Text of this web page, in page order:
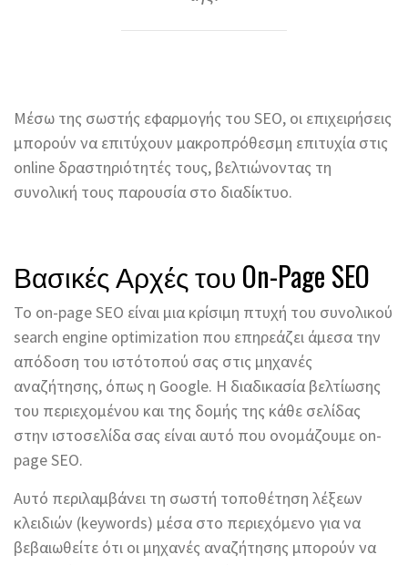
Μέσω της σωστής εφαρμογής του SEO, οι επιχειρήσεις
μπορούν να επιτύχουν μακροπρόθεσμη επιτυχία στις
online δραστηριότητές τους, βελτιώνοντας τη
συνολική τους παρουσία στο διαδίκτυο.
Βασικές Αρχές του On-Page SEO
Το on-page SEO είναι μια κρίσιμη πτυχή του συνολικού
search engine optimization που επηρεάζει άμεσα την
απόδοση του ιστότοπού σας στις μηχανές
αναζήτησης, όπως η Google. Η διαδικασία βελτίωσης
του περιεχομένου και της δομής της κάθε σελίδας
στην ιστοσελίδα σας είναι αυτό που ονομάζουμε on-
page SEO.
Αυτό περιλαμβάνει τη σωστή τοποθέτηση λέξεων
κλειδιών (keywords) μέσα στο περιεχόμενο για να
βεβαιωθείτε ότι οι μηχανές αναζήτησης μπορούν να